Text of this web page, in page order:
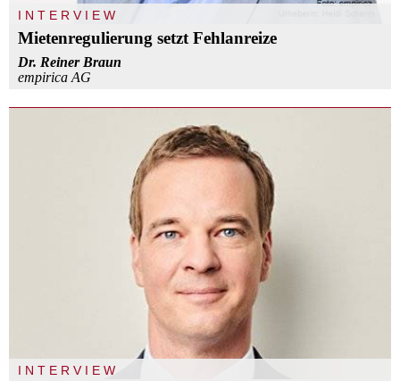
INTERVIEW
Mietenregulierung setzt Fehlanreize
Dr. Reiner Braun
empirica AG
INTERVIEW